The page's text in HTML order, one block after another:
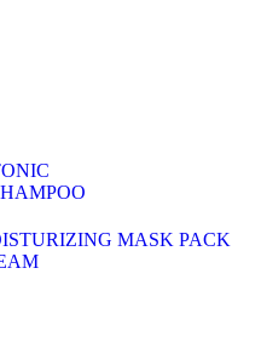
MASK PACK